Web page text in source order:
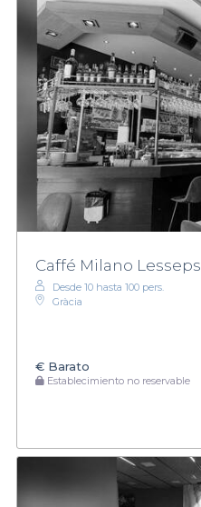
Caffé Milano Lesseps
Desde 10 hasta 100 pers.
Gràcia
€ Barato
Establecimiento no reservable